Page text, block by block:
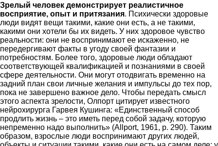
Зрелый человек демонстрирует реалистичное
восприятие, опыт и притязания. Психически здоровые
люди видят вещи такими, какие они есть, а не такими,
какими они хотели бы их видеть. У них здоровое чувство
реальности: они не воспринимают ее искаженно, не
передергивают факты в угоду своей фантазии и
потребностям. Более того, здоровые люди обладают
соответствующей квалификацией и познаниями в своей
сфере деятельности. Они могут отодвигать временно на
задний план свои личные желания и импульсы до тех пор,
пока не завершено важное дело. Чтобы передать смысл
этого аспекта зрелости, Олпорт цитирует известного
нейрохирурга Гарвея Кушинга: «Единственный способ
продлить жизнь – это иметь перед собой задачу, которую
непременно надо выполнить» (Allport, 1961, р. 290). Таким
образом, взрослые люди воспринимают других людей,